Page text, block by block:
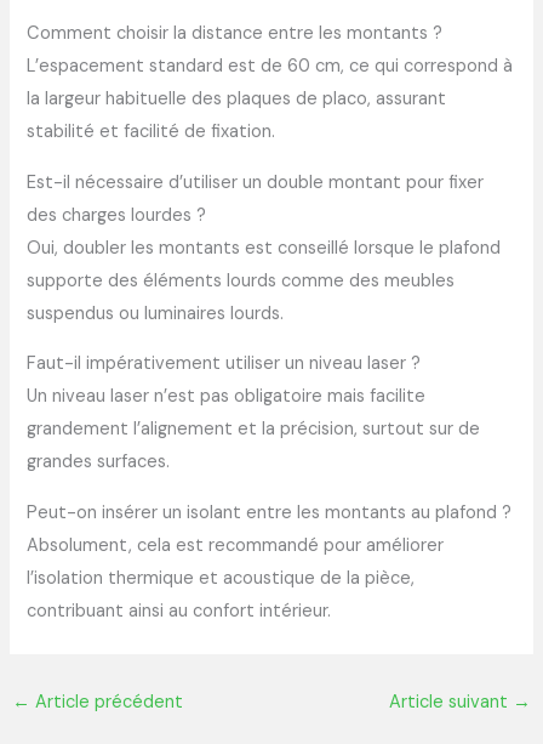
Comment choisir la distance entre les montants ?
L’espacement standard est de 60 cm, ce qui correspond à
la largeur habituelle des plaques de placo, assurant
stabilité et facilité de fixation.
Est-il nécessaire d’utiliser un double montant pour fixer
des charges lourdes ?
Oui, doubler les montants est conseillé lorsque le plafond
supporte des éléments lourds comme des meubles
suspendus ou luminaires lourds.
Faut-il impérativement utiliser un niveau laser ?
Un niveau laser n’est pas obligatoire mais facilite
grandement l’alignement et la précision, surtout sur de
grandes surfaces.
Peut-on insérer un isolant entre les montants au plafond ?
Absolument, cela est recommandé pour améliorer
l’isolation thermique et acoustique de la pièce,
contribuant ainsi au confort intérieur.
← Article précédent Article suivant →